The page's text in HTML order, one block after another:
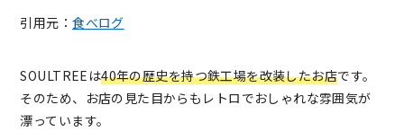
引用元：食べログ
SOULTREEは40年の歴史を持つ鉄工場を改装したお店です。
そのため、お店の見た目からもレトロでおしゃれな雰囲気が
漂っています。